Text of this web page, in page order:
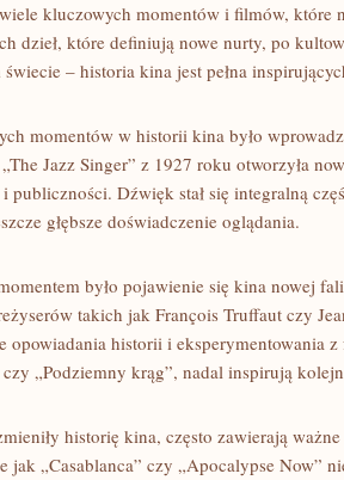
kluczowych momentów i filmów, które‌
dzieł, które definiują nowe ⁣nurty, po
świecie – historia kina jest pełna
momentów w‍ historii kina było
Jazz Singer” z 1927⁣ roku otworzyła
Dźwięk stał ⁣się integralną
głębsze doświadczenie⁣ oglądania.
było pojawienie się kina⁤ nowej
‍takich⁢ jak François Truffaut czy⁣
opowiadania historii i eksperymentowania
„Podziemny krąg”, nadal inspirują
historię kina, często zawierają ważne
jak „Casablanca”​ czy „Apocalypse​ Now”​